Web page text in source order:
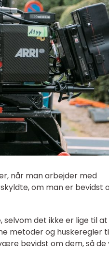
når man arbejder med
om man er bevidst
selvom det ikke er lige til
metoder og huskeregler
bevidst om dem, så